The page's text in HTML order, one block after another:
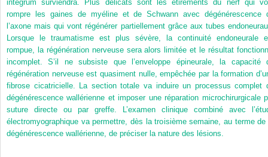
integrum surviendra. Plus délicats sont les étirements du nerf qui
rompre les gaines de myéline et de Schwann avec dégénérescence
l’axone mais qui vont régénérer partiellement grâce aux tubes
Lorsque le traumatisme est plus sévère, la continuité endoneurale
rompue, la régénération nerveuse sera alors limitée et le résultat
incomplet. S’il ne subsiste que l’enveloppe épineurale, la capacité
régénération nerveuse est quasiment nulle, empêchée par la formation
fibrose cicatricielle. La section totale va induire un processus complet
dégénérescence wallérienne et imposer une réparation microchirurgicale
suture directe ou par greffe. L’examen clinique combiné avec
électromyographique va permettre, dès la troisième semaine, au terme de
dégénérescence wallérienne, de préciser la nature des lésions.